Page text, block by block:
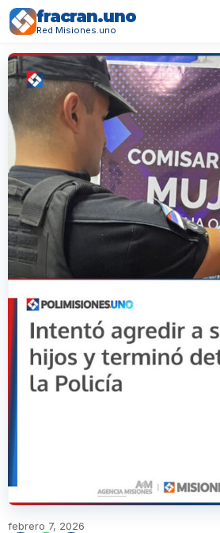
fracran.uno
Red Misiones.uno
febrero 7, 2026